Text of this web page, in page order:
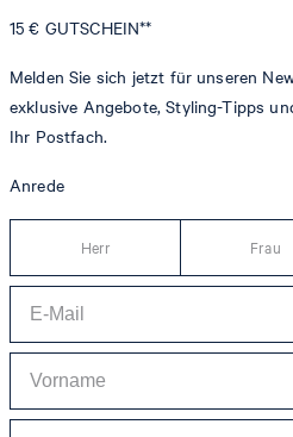
15 € GUTSCHEIN**
Melden Sie sich jetzt für unseren
exklusive Angebote, Styling-Tipps
Ihr Postfach.
Anrede
Herr Frau